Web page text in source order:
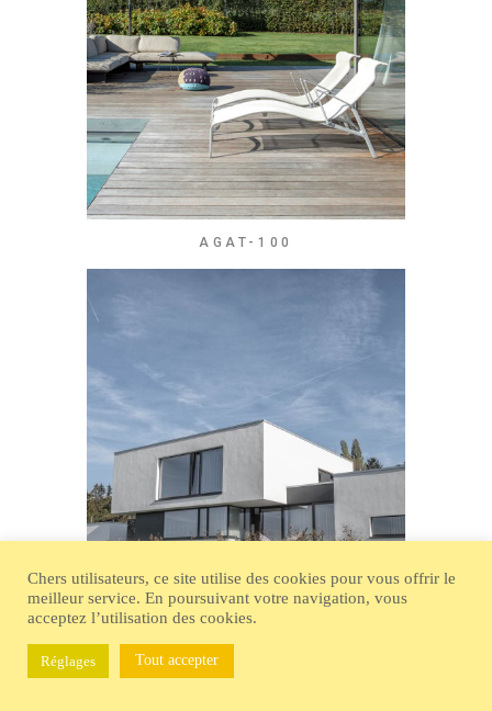
AGAT-100
Chers utilisateurs, ce site utilise des cookies pour vous offrir le
meilleur service. En poursuivant votre navigation, vous
acceptez l’utilisation des cookies.
Réglages Tout accepter